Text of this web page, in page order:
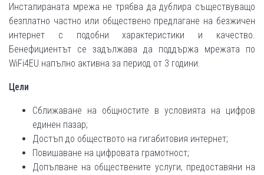
Инсталираната мрежа не трябва да дублира съществуващо
безплатно частно или обществено предлагане на безжичен
интернет с подобни характеристики и качество.
Бенефициентът се задължава да поддържа мрежата по
WiFi4EU напълно активна за период от 3 години.
Цели
Сближаване на общностите в условията на цифров
единен пазар;
Достъп до обществото на гигабитовия интернет;
Повишаване на цифровата грамотност;
Допълване на обществените услуги, предоставяни на